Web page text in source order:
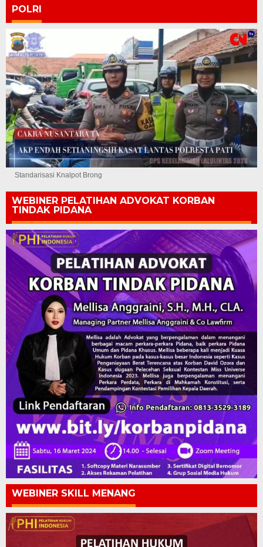
POLRI
Standarisasi Knalpot Brong
WEBINER PELATIHAN ADVOKAT KORBAN
TINDAK PIDANA
WEBINER SKILL MENANG